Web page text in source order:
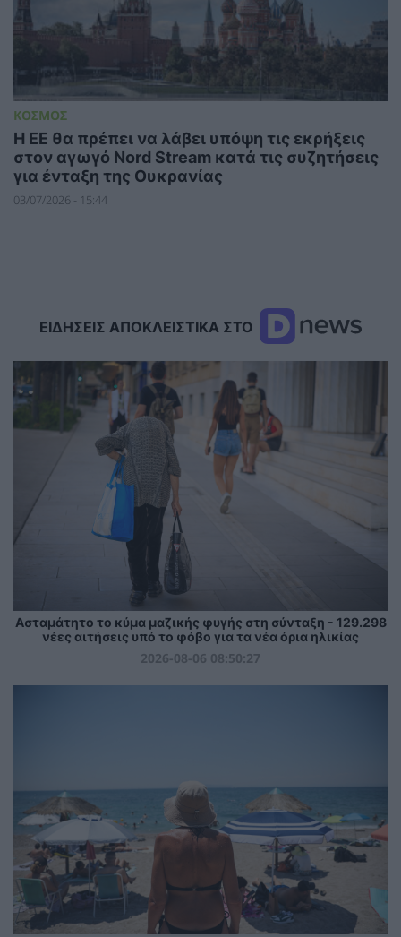
ΚΟΣΜΟΣ
Η ΕΕ θα πρέπει να λάβει υπόψη τις εκρήξεις
στον αγωγό Nord Stream κατά τις συζητήσεις
για ένταξη της Ουκρανίας
03/07/2026 - 15:44
ΕΙΔΗΣΕΙΣ ΑΠΟΚΛΕΙΣΤΙΚΑ ΣΤΟ
Ασταμάτητο το κύμα μαζικής φυγής στη σύνταξη - 129.298
νέες αιτήσεις υπό το φόβο για τα νέα όρια ηλικίας
2026-08-06 08:50:27